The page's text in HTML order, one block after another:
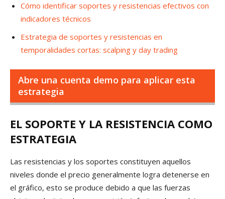
Cómo identificar soportes y resistencias efectivos con
indicadores técnicos
Estrategia de soportes y resistencias en
temporalidades cortas: scalping y day trading
Abre una cuenta demo para aplicar esta
estrategia
EL SOPORTE Y LA RESISTENCIA COMO
ESTRATEGIA
Las resistencias y los soportes constituyen aquellos
niveles donde el precio generalmente logra detenerse en
el gráfico, esto se produce debido a que las fuerzas